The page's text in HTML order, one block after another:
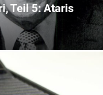
Teil 5: Ataris